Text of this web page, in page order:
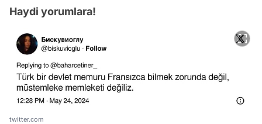
Haydi yorumlara!
twitter.com